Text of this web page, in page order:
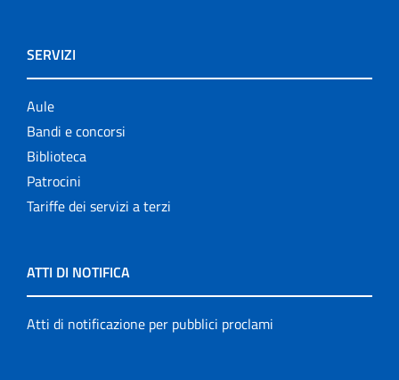
SERVIZI
Aule
Bandi e concorsi
Biblioteca
Patrocini
Tariffe dei servizi a terzi
ATTI DI NOTIFICA
Atti di notificazione per pubblici proclami